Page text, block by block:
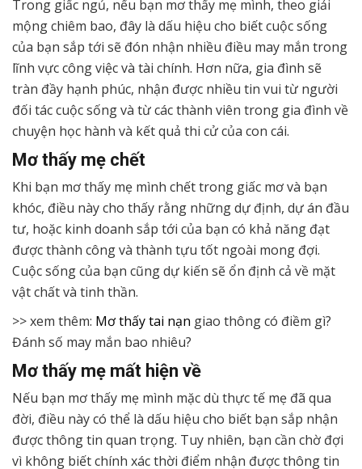
Trong giấc ngủ, nếu bạn mơ thấy mẹ mình, theo giải
mộng chiêm bao, đây là dấu hiệu cho biết cuộc sống
của bạn sắp tới sẽ đón nhận nhiều điều may mắn trong
lĩnh vực công việc và tài chính. Hơn nữa, gia đình sẽ
tràn đầy hạnh phúc, nhận được nhiều tin vui từ người
đối tác cuộc sống và từ các thành viên trong gia đình về
chuyện học hành và kết quả thi cử của con cái.
Mơ thấy mẹ chết
Khi bạn mơ thấy mẹ mình chết trong giấc mơ và bạn
khóc, điều này cho thấy rằng những dự định, dự án đầu
tư, hoặc kinh doanh sắp tới của bạn có khả năng đạt
được thành công và thành tựu tốt ngoài mong đợi.
Cuộc sống của bạn cũng dự kiến sẽ ổn định cả về mặt
vật chất và tinh thần.
>> xem thêm: Mơ thấy tai nạn giao thông có điềm gì?
Đánh số may mắn bao nhiêu?
Mơ thấy mẹ mất hiện về
Nếu bạn mơ thấy mẹ mình mặc dù thực tế mẹ đã qua
đời, điều này có thể là dấu hiệu cho biết bạn sắp nhận
được thông tin quan trọng. Tuy nhiên, bạn cần chờ đợi
vì không biết chính xác thời điểm nhận được thông tin